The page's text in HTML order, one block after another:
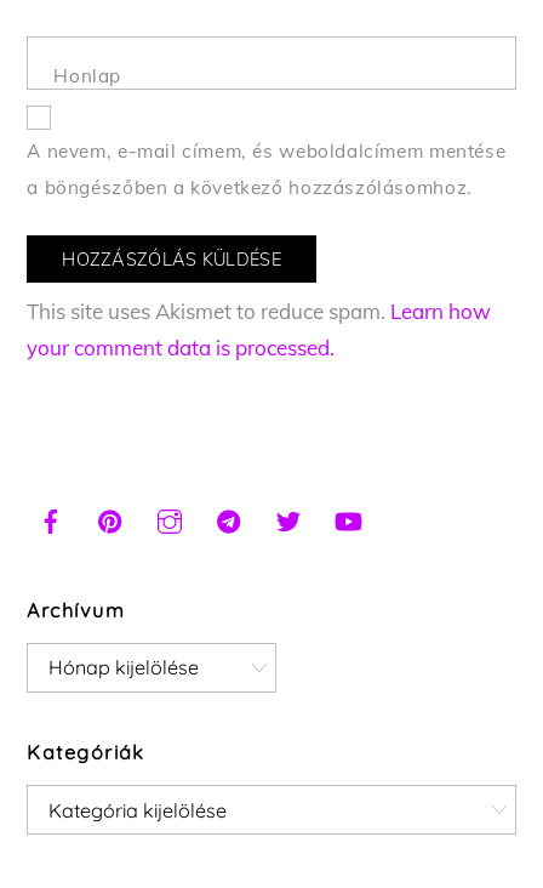
Honlap
A nevem, e-mail címem, és weboldalcímem mentése
a böngészőben a következő hozzászólásomhoz.
This site uses Akismet to reduce spam. Learn how
your comment data is processed.
Archívum
Archívum
Kategóriák
Kategóriák